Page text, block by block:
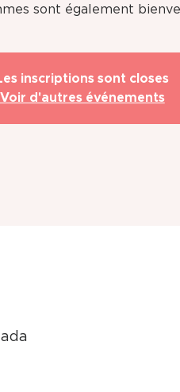
sont également
inscriptions sont closes
Voir d'autres événements